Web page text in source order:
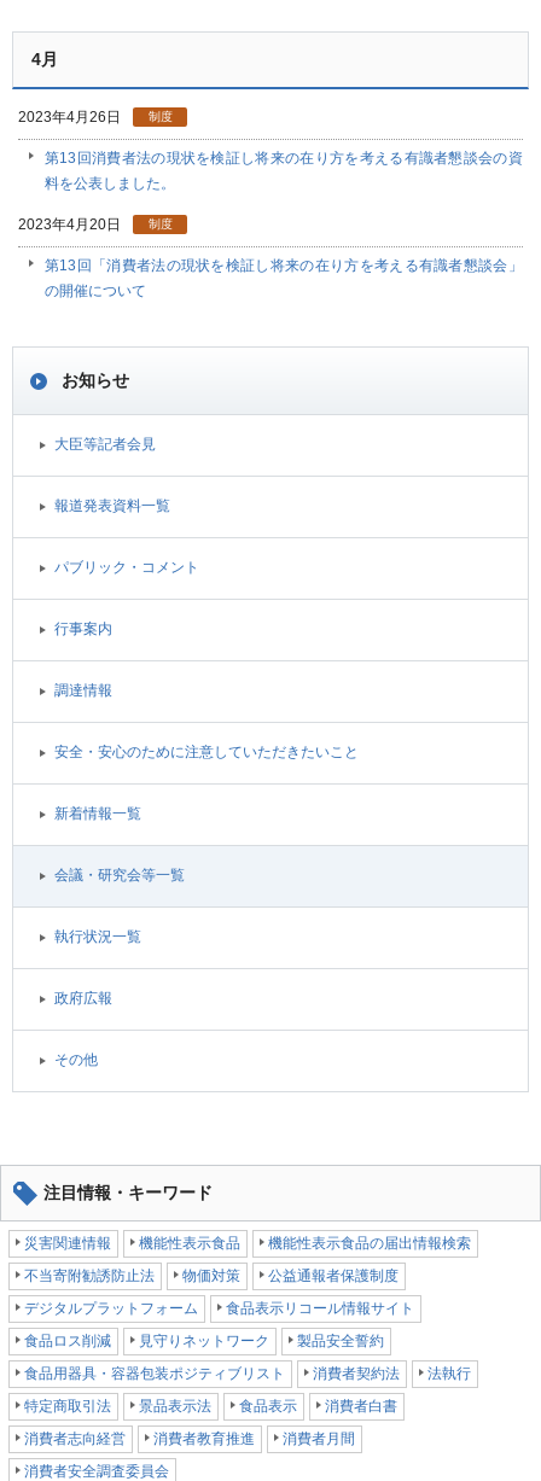
4月
2023年4月26日 制度
第13回消費者法の現状を検証し将来の在り方を考える有識者懇談会の資
料を公表しました。
2023年4月20日 制度
第13回「消費者法の現状を検証し将来の在り方を考える有識者懇談会」
の開催について
お知らせ
大臣等記者会見
報道発表資料一覧
パブリック・コメント
行事案内
調達情報
安全・安心のために注意していただきたいこと
新着情報一覧
会議・研究会等一覧
執行状況一覧
政府広報
その他
注目情報・キーワード
災害関連情報 機能性表示食品
機能性表示食品の届出情報検索
不当寄附勧誘防止法
物価対策
公益通報者保護制度
デジタルプラットフォーム
食品表示リコール情報サイト
食品ロス削減
見守りネットワーク
製品安全誓約
食品用器具・容器包装ポジティブリスト
消費者契約法
法執行
特定商取引法
景品表示法 食品表示
消費者白書
消費者志向経営
消費者教育推進
消費者月間
消費者安全調査委員会